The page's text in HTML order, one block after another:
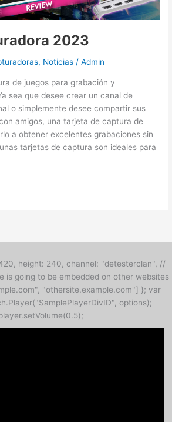
2023
, Noticias /Admin
de juegos para grabación y
sea que desee crear un canal de
o simplemente desee compartir sus
amigos, una tarjeta de captura de
a obtener excelentes grabaciones sin
tarjetas de captura son ideales para
height: 240, channel: "detesterclan", //
is going to be embedded on other websites
"othersite.example.com"] }; var
options);